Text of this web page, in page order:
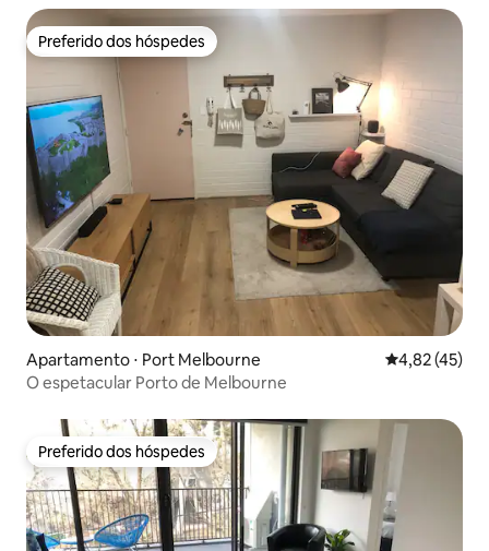
Preferido dos hóspedes
Preferido dos hóspedes
Apartamento ⋅ Port Melbourne 4,82 de uma
4,82 (45)
O espetacular Porto de Melbourne
Preferido dos hóspedes
Preferido dos hóspedes